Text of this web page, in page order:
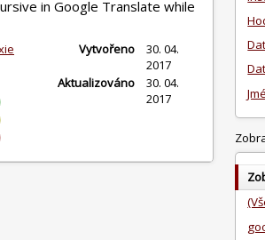
in Google Translate while
Vytvořeno
30. 04.
2017
Aktualizováno
30. 04.
2017